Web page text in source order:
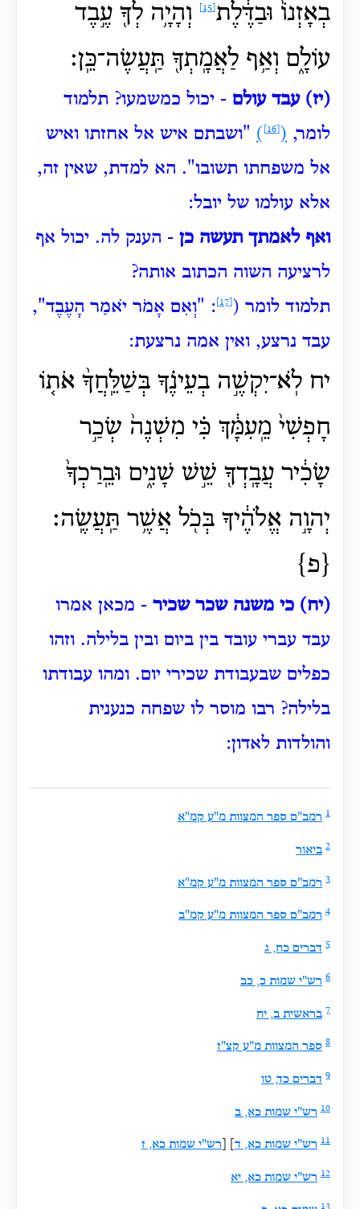
בְאָזְנוֹ֙ וּבַדֶּ֔לֶת
וְהָיָ֥ה לְךָ֖ עֶ֣בֶד
עוֹלָ֑ם וְאַ֥ף לַאֲמָֽתְךָ֖ תַּֽעֲשֶׂה־כֵּֽן׃
(יז) עבד עולם - יכול כמשמעו? תלמוד
לומר, (
) "ושבתם איש אל אחזתו ואיש
אל משפחתו תשובו". הא למדת, שאין זה,
אלא עולמו של יובל:
ואף לאמתך תעשה כן - הענק לה. יכול אף
לרציעה השוה הכתוב אותה?
תלמוד לומר (
: "וְאִם אָמֹר יֹאמַר הָעֶבֶד",
עבד נרצע, ואין אמה נרצעת:
יח לֹֽא־יִקְשֶׁ֣ה בְעֵינֶ֗ךָ בְּשַׁלֵּֽחֲךָ֨ אֹת֤וֹ
חָפְשִׁי֙ מֵֽעִמָּ֔ךְ כִּ֗י מִשְׁנֶה֙ שְׂכַ֣ר
שָׂכִ֔יר עֲבָֽדְךָ֖ שֵׁ֣שׁ שָׁנִ֑ים וּבֵֽרַכְךָ֙
יְהוָ֣ה אֱלֹהֶ֔יךָ בְּכֹ֖ל אֲשֶׁ֥ר תַּֽעֲשֶֽׂה׃
{פ}
(יח) כי משנה שכר שכיר - מכאן אמרו
עבד עברי עובד בין ביום ובין בלילה. וזהו
כפלים שבעבודת שכירי יום. ומהו עבודתו
בלילה? רבו מוסר לו שפחה כנענית
והולדות לאדון:
1 רמב"ם ספר המצוות מ"ע קמ"א
2 ביאור
3 רמב"ם ספר המצוות מ"ע קמ"א
4 רמב"ם ספר המצוות מ"ע קמ"ב
5 דברים כח, ג
6 רש"י שמות כ, כב
7 בראשית ב, יח
8 ספר המצוות מ"ע קצ"ז
9 דברים כד, טו
10 רש"י שמות כא, ב
11 רש"י שמות כא, ד רש"י שמות כא, ז
12 רש"י שמות כא, יא
13